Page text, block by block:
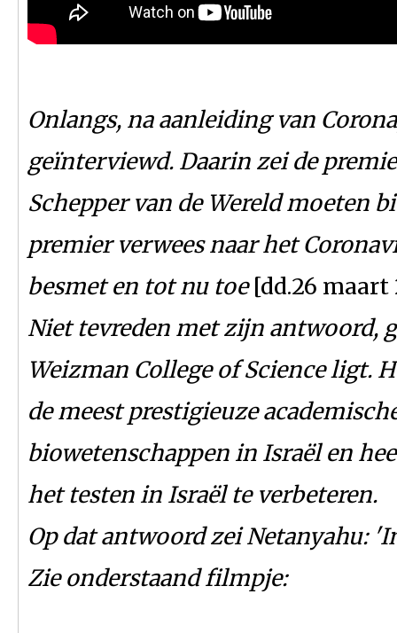
Onlangs, na aanleiding van
geïnterviewd. Daarin zei de
Schepper van de Wereld moeten
premier verwees naar het
besmet en tot nu toe[dd.26 maart
Niet tevreden met zijn antwoord,
Weizman College of Science ligt.
de meest prestigieuze
biowetenschappen in Israël en
het testen in Israël te verbeteren.
Op dat antwoord zei Netanyahu:
Zie onderstaand filmpje: